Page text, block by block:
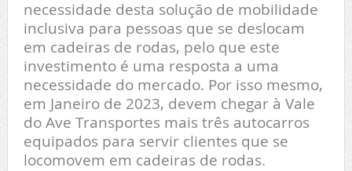
necessidade desta solução de mobilidade
inclusiva para pessoas que se deslocam
em cadeiras de rodas, pelo que este
investimento é uma resposta a uma
necessidade do mercado. Por isso mesmo,
em Janeiro de 2023, devem chegar à Vale
do Ave Transportes mais três autocarros
equipados para servir clientes que se
locomovem em cadeiras de rodas.